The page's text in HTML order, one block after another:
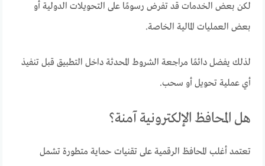
لكن بعض الخدمات قد تفرض رسومًا على التحويلات الدولية أو
بعض العمليات المالية الخاصة.
لذلك يفضل دائمًا مراجعة الشروط المحدثة داخل التطبيق قبل تنفيذ
أي عملية تحويل أو سحب.
هل المحافظ الإلكترونية آمنة؟
تعتمد أغلب المحافظ الرقمية على تقنيات حماية متطورة تشمل